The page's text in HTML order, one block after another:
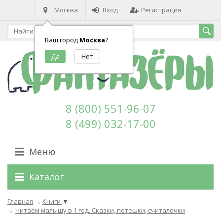
Москва
Ваш город Москва?
Вход Регистрация
8 (800) 551-96-07
8 (499) 032-17-00
Меню
Каталог
Главная → Книги ▼
→ Читаем малышу в 1 год. Сказки, потешки, считалочки